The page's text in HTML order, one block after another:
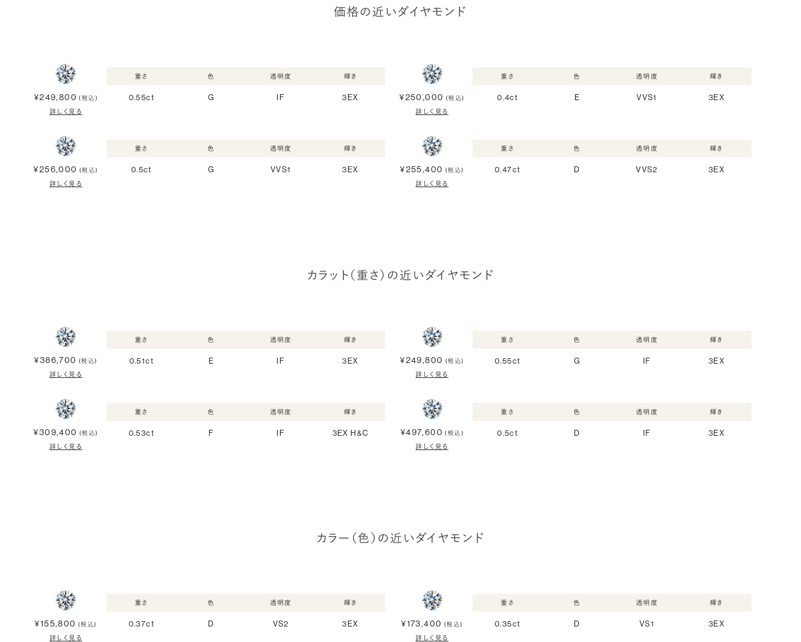
価格の近いダイヤモンド
¥249,800 (税込)
詳しく見る
重さ
0.55ct
色
G
透明度
IF
輝き
3EX ¥250,000 (税込)
詳しく見る
重さ
0.4ct
色
E
透明度
VVS1
輝き
3EX
¥256,000 (税込)
詳しく見る
重さ
0.5ct
色
G
透明度
VVS1
輝き
3EX ¥255,400 (税込)
詳しく見る
重さ
0.47ct
色
D
透明度
VVS2
輝き
3EX
カラット（重さ）の近いダイヤモンド
¥386,700 (税込)
詳しく見る
重さ
0.51ct
色
E
透明度
IF
輝き
3EX ¥249,800 (税込)
詳しく見る
重さ
0.55ct
色
G
透明度
IF
輝き
3EX
¥309,400 (税込)
詳しく見る
重さ
0.53ct
色
F
透明度
IF
輝き
3EX H&C ¥497,600 (税込)
詳しく見る
重さ
0.5ct
色
D
透明度
IF
輝き
3EX
カラー（色）の近いダイヤモンド
¥155,800 (税込)
詳しく見る
重さ
0.37ct
色
D
透明度
VS2
輝き
3EX ¥173,400 (税込)
詳しく見る
重さ
0.35ct
色
D
透明度
VS1
輝き
3EX